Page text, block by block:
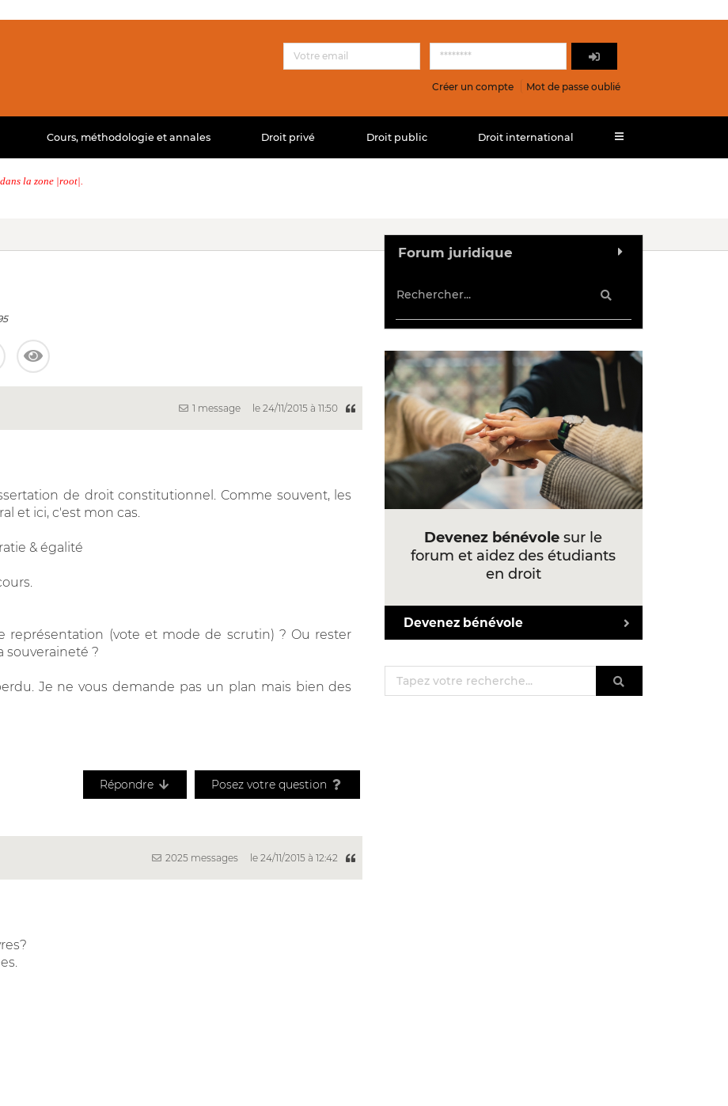
Créer un compte Mot de passe oublié
Cours, méthodologie et annales Droit privé Droit public Droit international
la zone |root|.
1 message le 24/11/2015 à 11:50
de droit constitutionnel. Comme souvent, les
et ici, c'est mon cas.
& égalité
représentation (vote et mode de scrutin) ? Ou rester
souveraineté ?
Je ne vous demande pas un plan mais bien des
Répondre Posez votre question
2025 messages le 24/11/2015 à 12:42
Forum juridique
Devenez bénévole sur le
forum et aidez des étudiants
en droit
Devenez bénévole